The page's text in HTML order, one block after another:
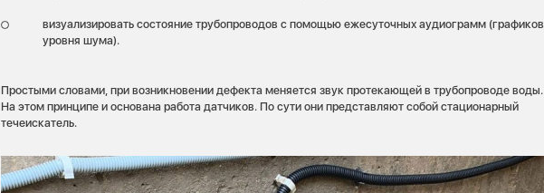
визуализировать состояние трубопроводов с помощью ежесуточных аудиограмм (графиков
уровня шума).
Простыми словами, при возникновении дефекта меняется звук протекающей в трубопроводе воды.
На этом принципе и основана работа датчиков. По сути они представляют собой стационарный
течеискатель.